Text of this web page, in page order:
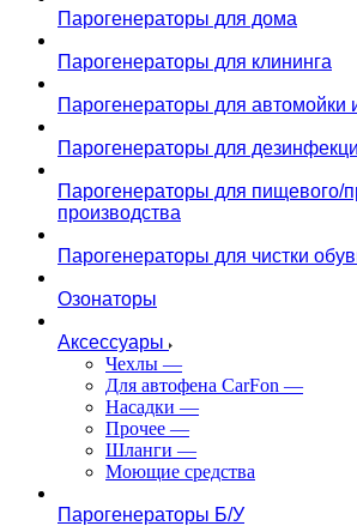
Парогенераторы для дома
Парогенераторы для клининга
Парогенераторы для автомойки
Парогенераторы для
Парогенераторы для пищевого/
производства
Парогенераторы для чистки
Озонаторы
Аксессуары
Чехлы —
Для автофена CarFon —
Насадки —
Прочее —
Шланги —
Моющие средства
Парогенераторы Б/У